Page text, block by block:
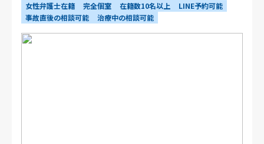
女性弁護士在籍
完全個室 在籍数10名以上
LINE予約可能
事故直後の相談可能
治療中の相談可能